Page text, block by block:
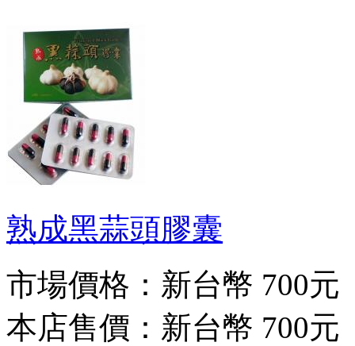
熟成黑蒜頭膠囊
市場價格： 新台幣 700元
本店售價： 新台幣 700元